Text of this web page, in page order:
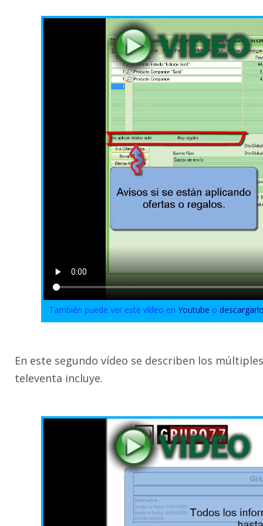
También puede ver este vídeo enYoutube o
En este segundo vídeo se describen los
televenta incluye.